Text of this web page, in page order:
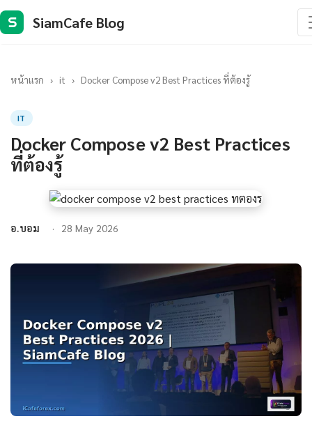
S SiamCafe Blog
หน้าแรก › it › Docker Compose v2 Best Practices ที่ต้องรู้
IT
Docker Compose v2 Best Practices
ที่ต้องรู้
อ.บอม 28 May 2026